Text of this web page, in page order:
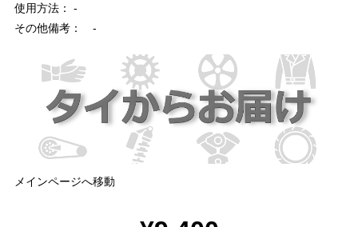
使用方法： -
その他備考： -
メインページへ移動